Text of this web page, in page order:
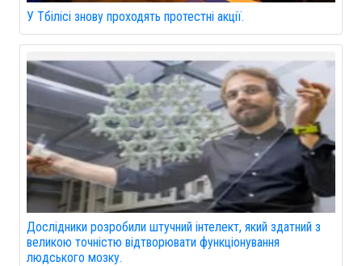
У Тбілісі знову проходять протестні акції.
Дослідники розробили штучний інтелект, який здатний з
великою точністю відтворювати функціонування
людського мозку.